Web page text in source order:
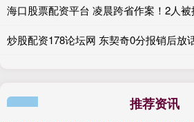
推荐资讯